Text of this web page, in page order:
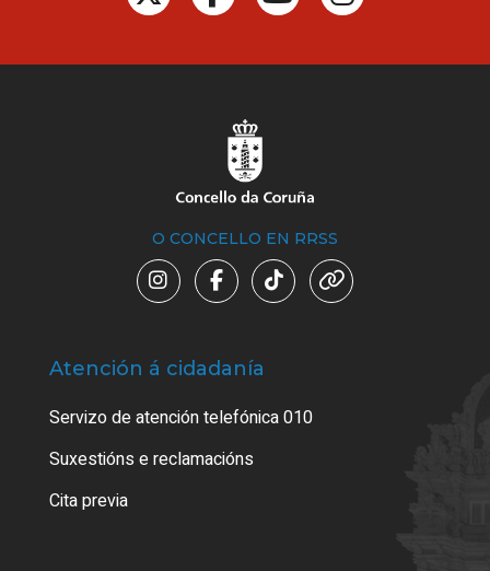
O CONCELLO EN RRSS
Atención á cidadanía
Servizo de atención telefónica 010
Suxestións e reclamacións
Cita previa